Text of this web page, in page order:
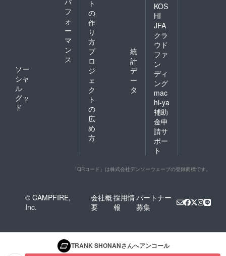
フ
ォ
ー
マ
ン
ス
ソー
シャ
ル
グッ
ド
ト
の
作
り
方
プ
ロ
ジ
ェ
ク
ト
の
広
め
方
統
計
デ
ー
タ
KOS
HI
JFA
クラ
ウド
ファ
ン
ディ
ング
mac
hi-ya
補助
金申
請サ
ポー
ト
「QRコード」は株式会社デンソーウェーブの登録商標です。
© CAMPFIRE,
Inc.
会社概
要
採用情
報
パートナー
募集
TRANK SHONANさんへアンコール